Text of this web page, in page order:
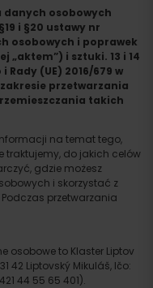
osobowych
i §20 ustawy nr
osobowych i poprawek
„aktem”) i sztuki. 13 i 14
(UE) 2016/679 w
przetwarzania
takich
na temat tego,
traktujemy, do jakich celów
gdzie możesz
i skorzystać z
przetwarzania
osobowe to Klaster Liptov
42 Liptovský Mikuláš, Ičo:
44 55 65 401).